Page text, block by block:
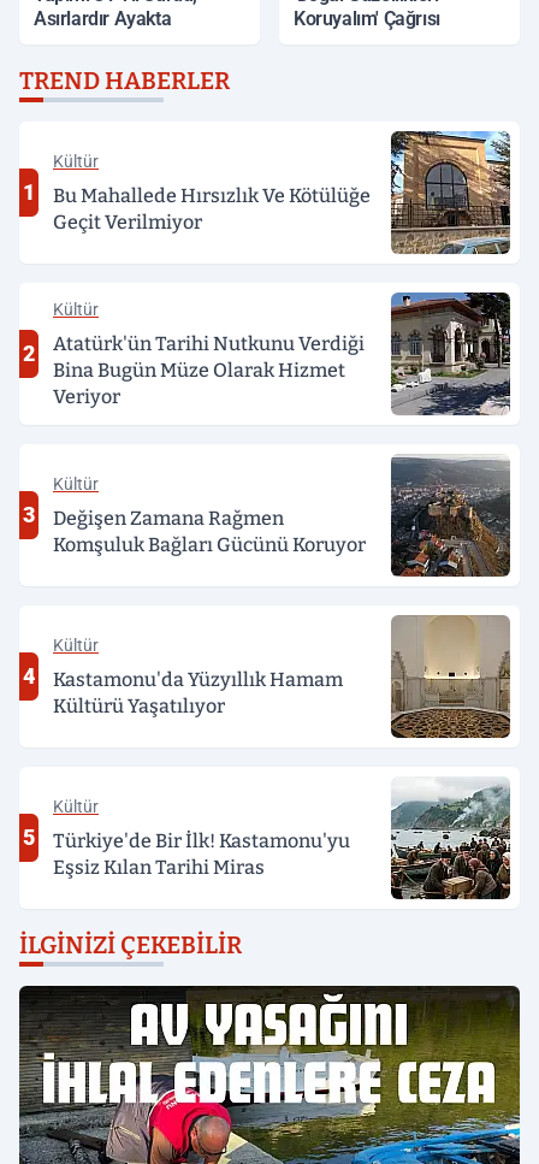
Asırlardır Ayakta
Koruyalım' Çağrısı
TREND HABERLER
1
Kültür
Bu Mahallede Hırsızlık Ve Kötülüğe
Geçit Verilmiyor
2
Kültür
Atatürk'ün Tarihi Nutkunu Verdiği
Bina Bugün Müze Olarak Hizmet
Veriyor
3
Kültür
Değişen Zamana Rağmen
Komşuluk Bağları Gücünü Koruyor
4
Kültür
Kastamonu'da Yüzyıllık Hamam
Kültürü Yaşatılıyor
5
Kültür
Türkiye'de Bir İlk! Kastamonu'yu
Eşsiz Kılan Tarihi Miras
İLGINIZI ÇEKEBILIR